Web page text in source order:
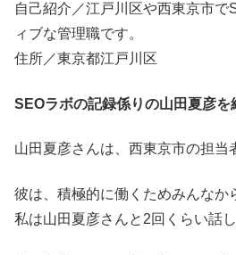
自己紹介／江戸川区や西東京市で
ィブな管理職です。
住所／東京都江戸川区
SEOラボの記録係りの山田夏彦を
山田夏彦さんは、西東京市の担当
彼は、積極的に働くためみんなか
私は山田夏彦さんと2回くらい話